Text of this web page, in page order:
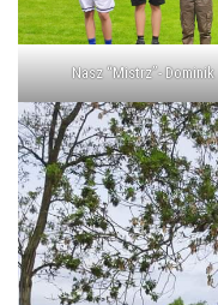
Nasz “Mistrz”- Dominik